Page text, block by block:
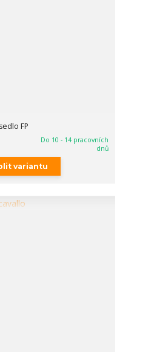
FP
Do 10 - 14 pracovních
dnů
variantu